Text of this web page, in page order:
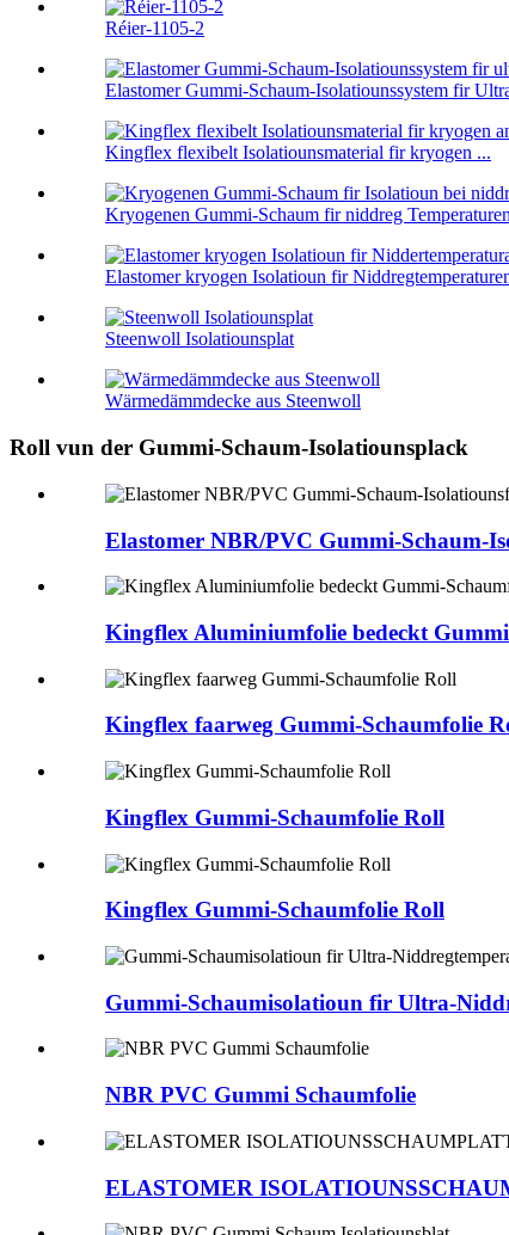
Réier-1105-2
Elastomer Gummi-Schaum-Isolatiounssystem fir
Kingflex flexibelt Isolatiounsmaterial fir kryogen ...
Kryogenen Gummi-Schaum fir niddreg
Elastomer kryogen Isolatioun fir
Steenwoll Isolatiounsplat
Wärmedämmdecke aus Steenwoll
Roll vun der Gummi-Schaum-Isolatiounsplack
Elastomer NBR/PVC Gummi-Schaum-
Kingflex Aluminiumfolie bedeckt
Kingflex faarweg Gummi-Schaumfolie
Kingflex Gummi-Schaumfolie Roll
Kingflex Gummi-Schaumfolie Roll
Gummi-Schaumisolatioun fir Ultra-
NBR PVC Gummi Schaumfolie
ELASTOMER